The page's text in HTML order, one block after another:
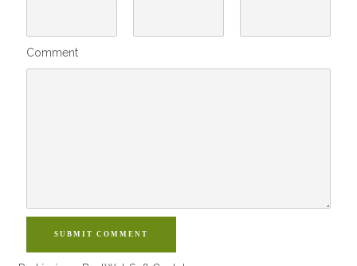
Comment
SUBMIT COMMENT